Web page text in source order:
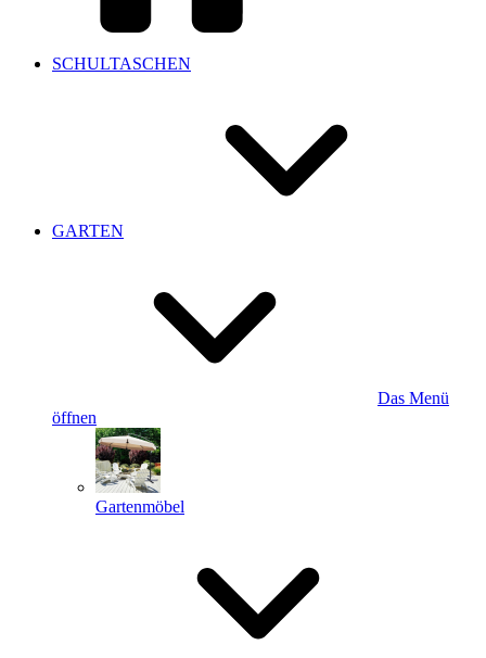
SCHULTASCHEN
GARTEN
Das Menü
öffnen
Gartenmöbel